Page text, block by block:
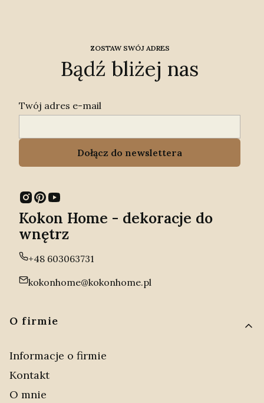
ZOSTAW SWÓJ ADRES
Bądź bliżej nas
Twój adres e-mail
Dołącz do newslettera
Kokon Home - dekoracje do
wnętrz
+48 603063731
kokonhome@kokonhome.pl
Linki w stopce
O firmie
Informacje o firmie
Kontakt
O mnie